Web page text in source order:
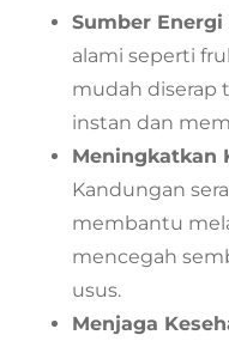
Sumber Energi
alami seperti
mudah diserap
instan dan
Meningkatkan
Kandungan
membantu
mencegah
usus.
Menjaga